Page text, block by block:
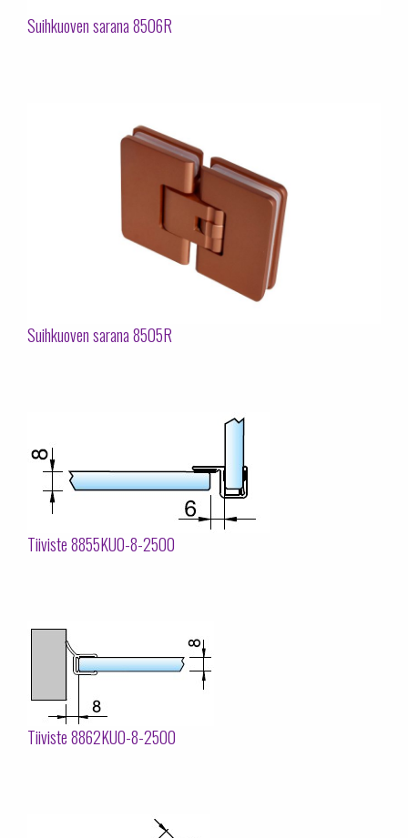
Suihkuoven sarana 8506R
Suihkuoven sarana 8505R
Tiiviste 8855KU0-8-2500
Tiiviste 8862KU0-8-2500